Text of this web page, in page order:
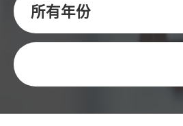
所有年份
关键字